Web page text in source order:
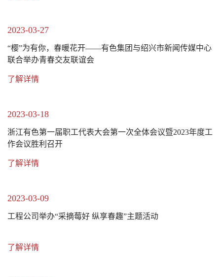
2023-03-27
“樱”为有你，春暖花开——有色集团与绍兴市新闻传媒中心
联合举办青春交友联谊会
了解详情
2023-03-18
浙江有色第一届职工代表大会第一次全体会议暨2023年度工
作会议胜利召开
了解详情
2023-03-09
工程公司举办“采摘莓好 纵享春趣”主题活动
了解详情